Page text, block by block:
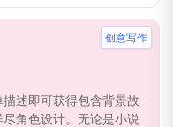
述即可获得包含背景故
角色设计。无论是小说
创意写作